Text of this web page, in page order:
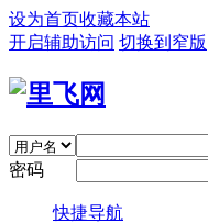
设为首页收藏本站
开启辅助访问 切换到窄版
密码
快捷导航